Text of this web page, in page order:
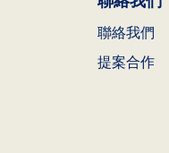
聯絡我們
提案合作